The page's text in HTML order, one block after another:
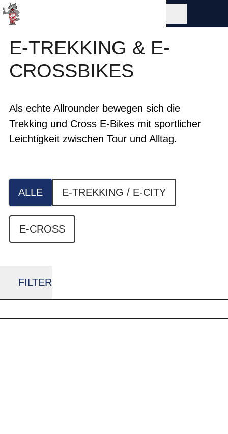
E-TREKKING & E-
CROSSBIKES
Als echte Allrounder bewegen sich die
Trekking und Cross E-Bikes mit sportlicher
Leichtigkeit zwischen Tour und Alltag.
ALLE E-TREKKING / E-CITY
E-CROSS
FILTER